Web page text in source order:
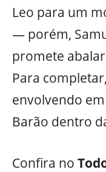
Leo para um
— porém,
promete
Para
envolvendo
Barão dentro
Confira no